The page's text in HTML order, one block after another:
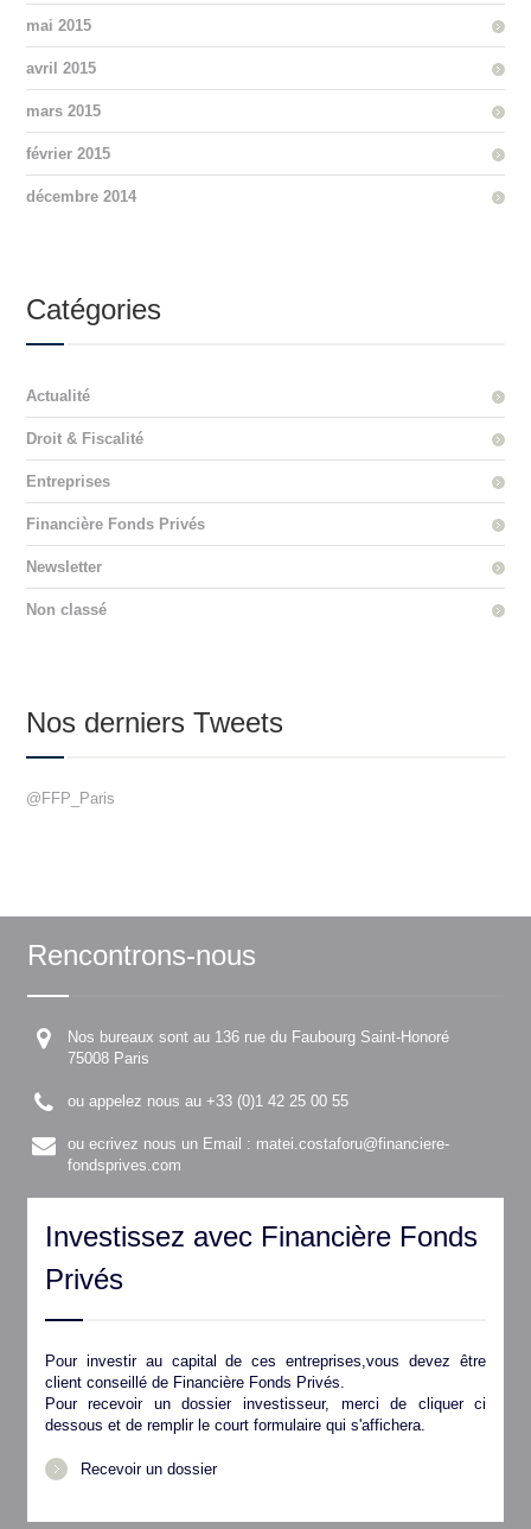
mai 2015
avril 2015
mars 2015
février 2015
décembre 2014
Catégories
Actualité
Droit & Fiscalité
Entreprises
Financière Fonds Privés
Newsletter
Non classé
Nos derniers Tweets
@FFP_Paris
Rencontrons-nous
Nos bureaux sont au 136 rue du Faubourg Saint-Honoré
75008 Paris
ou appelez nous au +33 (0)1 42 25 00 55
ou ecrivez nous un Email : matei.costaforu@financiere-
fondsprives.com
Investissez avec Financière Fonds
Privés
Pour investir au capital de ces entreprises,vous devez être
client conseillé de Financière Fonds Privés.
Pour recevoir un dossier investisseur, merci de cliquer ci
dessous et de remplir le court formulaire qui s'affichera.
Recevoir un dossier